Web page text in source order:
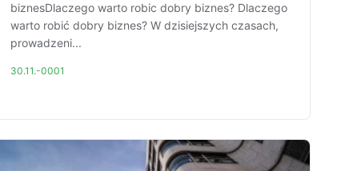
biznesDlaczego warto robic dobry biznes? Dlaczego
warto robić dobry biznes? W dzisiejszych czasach,
prowadzeni...
30.11.-0001